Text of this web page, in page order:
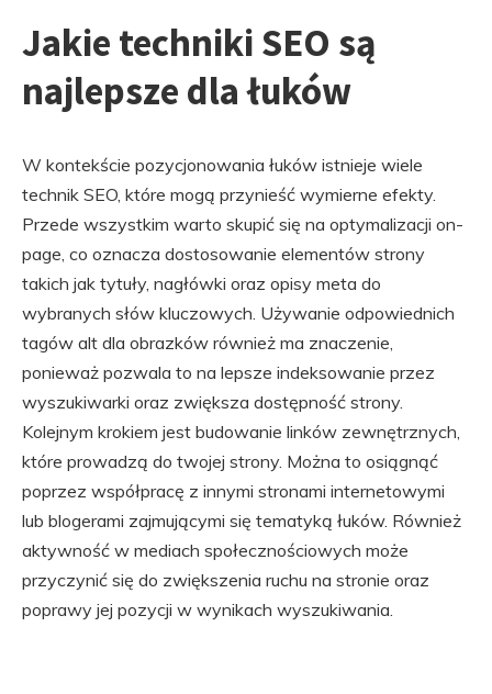
Jakie techniki SEO są
najlepsze dla łuków
W kontekście pozycjonowania łuków istnieje wiele
technik SEO, które mogą przynieść wymierne efekty.
Przede wszystkim warto skupić się na optymalizacji on-
page, co oznacza dostosowanie elementów strony
takich jak tytuły, nagłówki oraz opisy meta do
wybranych słów kluczowych. Używanie odpowiednich
tagów alt dla obrazków również ma znaczenie,
ponieważ pozwala to na lepsze indeksowanie przez
wyszukiwarki oraz zwiększa dostępność strony.
Kolejnym krokiem jest budowanie linków zewnętrznych,
które prowadzą do twojej strony. Można to osiągnąć
poprzez współpracę z innymi stronami internetowymi
lub blogerami zajmującymi się tematyką łuków. Również
aktywność w mediach społecznościowych może
przyczynić się do zwiększenia ruchu na stronie oraz
poprawy jej pozycji w wynikach wyszukiwania.